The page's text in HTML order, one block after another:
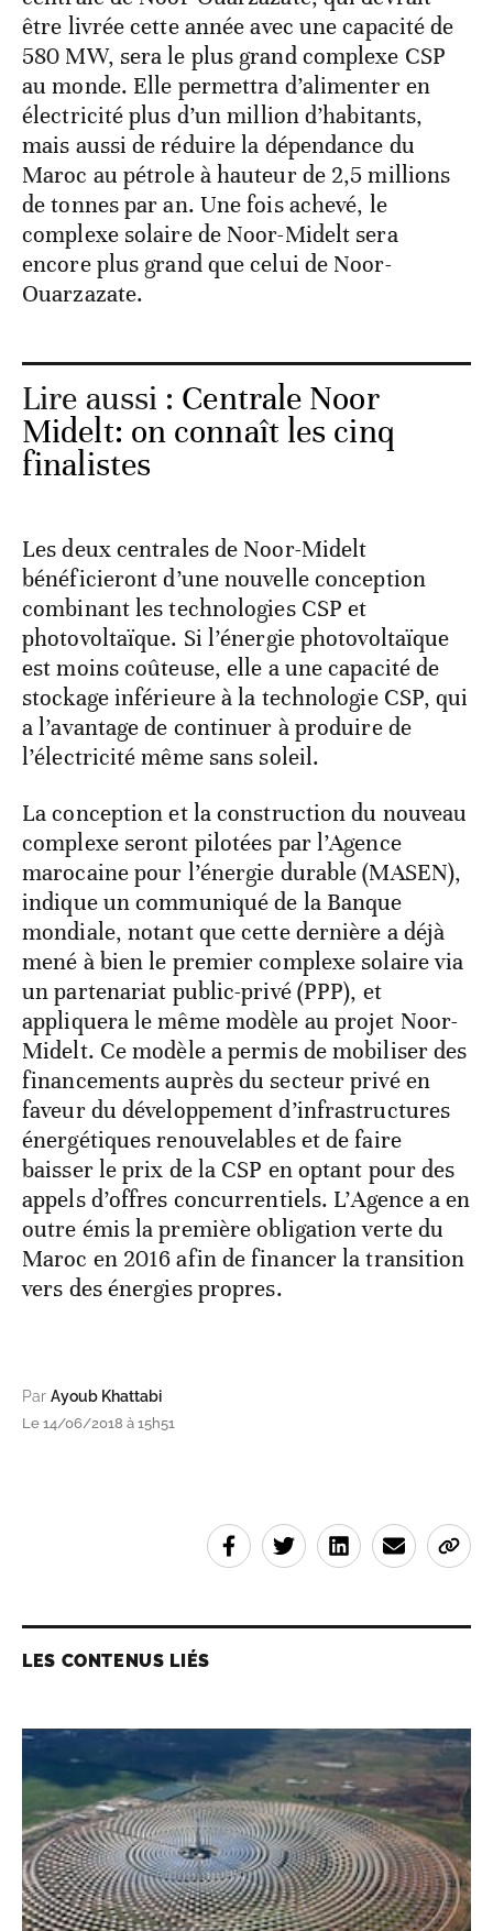
être livrée cette année avec une capacité de
580 MW, sera le plus grand complexe CSP
au monde. Elle permettra d’alimenter en
électricité plus d’un million d’habitants,
mais aussi de réduire la dépendance du
Maroc au pétrole à hauteur de 2,5 millions
de tonnes par an. Une fois achevé, le
complexe solaire de Noor-Midelt sera
encore plus grand que celui de Noor-
Ouarzazate.
Lire aussi : Centrale Noor
Midelt: on connaît les cinq
finalistes
Les deux centrales de Noor-Midelt
bénéficieront d’une nouvelle conception
combinant les technologies CSP et
photovoltaïque. Si l’énergie photovoltaïque
est moins coûteuse, elle a une capacité de
stockage inférieure à la technologie CSP, qui
a l’avantage de continuer à produire de
l’électricité même sans soleil.
La conception et la construction du nouveau
complexe seront pilotées par l’Agence
marocaine pour l’énergie durable (MASEN),
indique un communiqué de la Banque
mondiale, notant que cette dernière a déjà
mené à bien le premier complexe solaire via
un partenariat public-privé (PPP), et
appliquera le même modèle au projet Noor-
Midelt. Ce modèle a permis de mobiliser des
financements auprès du secteur privé en
faveur du développement d’infrastructures
énergétiques renouvelables et de faire
baisser le prix de la CSP en optant pour des
appels d’offres concurrentiels. L’Agence a en
outre émis la première obligation verte du
Maroc en 2016 afin de financer la transition
vers des énergies propres.
Par Ayoub Khattabi
Le 14/06/2018 à 15h51
LES CONTENUS LIÉS